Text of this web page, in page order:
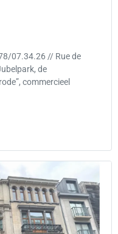
07.34.26 // Rue de
de
commercieel